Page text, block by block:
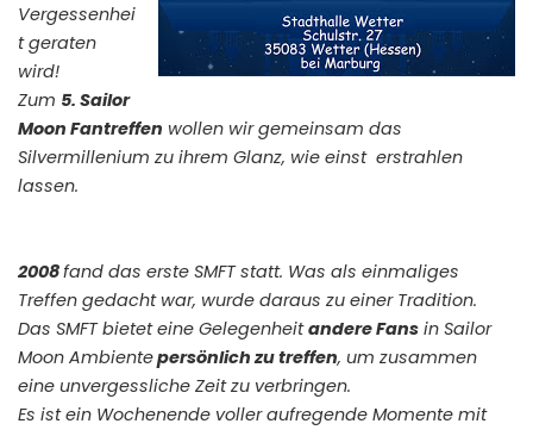
Vergessenhei
t geraten
wird!
Zum 5. Sailor
Moon Fantreffen wollen wir gemeinsam das
Silvermillenium zu ihrem Glanz, wie einst erstrahlen
lassen.
2008fand das erste SMFT statt. Was als einmaliges
Treffen gedacht war, wurde daraus zu einer Tradition.
Das SMFT bietet eine Gelegenheitandere Fans in Sailor
Moon Ambientepersönlich zu treffen, um zusammen
eine unvergessliche Zeit zu verbringen.
Es ist ein Wochenende voller aufregende Momente mit